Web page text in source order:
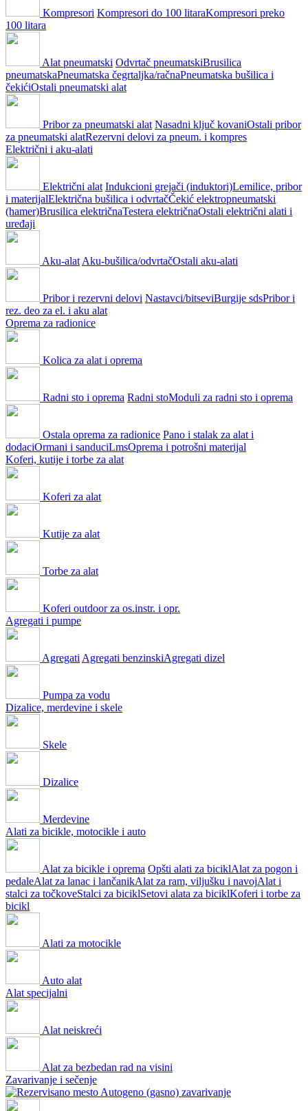
Kompresori Kompresori do 100 litaraKompresori preko
100 litara
Alat pneumatski Odvrtač pneumatskiBrusilica
pneumatskaPneumatska čegrtaljka/račnaPneumatska bušilica i
čekićiOstali pneumatski alat
Pribor za pneumatski alat Nasadni ključ kovaniOstali pribor
za pneumatski alatRezervni delovi za pneum. i kompres
Električni i aku-alati
Električni alat Indukcioni grejači (induktori)Lemilice, pribor
i materijalElektrična bušilica i odvrtačČekić elektropneumatski
(hamer)Brusilica električnaTestera električnaOstali električni alati i
uređaji
Aku-alat Aku-bušilica/odvrtačOstali aku-alati
Pribor i rezervni delovi Nastavci/bitseviBurgije sdsPribor i
rez. deo za el. i aku alat
Oprema za radionice
Kolica za alat i oprema
Radni sto i oprema Radni stoModuli za radni sto i oprema
Ostala oprema za radionice Pano i stalak za alat i
dodaciOrmani i sanduciLmsOprema i potrošni materijal
Koferi, kutije i torbe za alat
Koferi za alat
Kutije za alat
Torbe za alat
Koferi outdoor za os.instr. i opr.
Agregati i pumpe
Agregati Agregati benzinskiAgregati dizel
Pumpa za vodu
Dizalice, merdevine i skele
Skele
Dizalice
Merdevine
Alati za bicikle, motocikle i auto
Alat za bicikle i oprema Opšti alati za biciklAlat za pogon i
pedaleAlat za lanac i lančanikAlat za ram, viljušku i navojAlat i
stalci za točkoveStalci za biciklSetovi alata za biciklKoferi i torbe za
bicikl
Alati za motocikle
Auto alat
Alat specijalni
Alat neiskreći
Alat za bezbedan rad na visini
Zavarivanje i sečenje
Autogeno (gasno) zavarivanje